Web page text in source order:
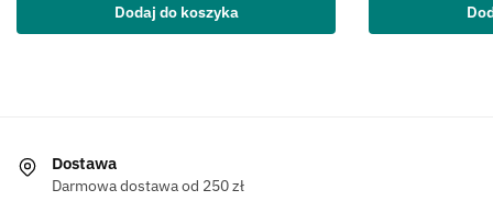
Dodaj do koszyka
Dostawa
Darmowa dostawa od 250 zł